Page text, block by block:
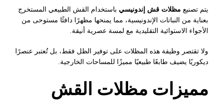
يتم تصنيع مظلات قش إندونيسي باستخدام القش الطبيعي المستخرج
بعناية من النباتات الإندونيسية، مما يمنحها مظهرًا دافئًا مستوحى من
الأجواء الاستوائية التقليدية مع لمسة عصرية أنيقة.
ولا تقتصر وظيفة هذه المظلات على توفير الظل فقط، بل تُعتبر عنصرًا
ديكوريًا يضيف طابعًا طبيعيًا مميزًا للمساحات الخارجية.
مميزات مظلات القش